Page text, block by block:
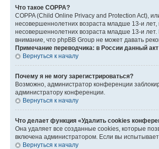
Что такое COPPA?
COPPA (Child Online Privacy and Protection Act),
несовершеннолетних возраста младше 13-и
несовершеннолетних возраста младше 13-и
внимание, что phpBB Group не может давать
Примечание переводчика: в России данный
Вернуться к началу
Почему я не могу зарегистрироваться?
Возможно, администратор конференции
администратору конференции.
Вернуться к началу
Что делает функция «Удалить cookies
Она удаляет все созданные cookies, которые
включена администратором. Если вы
Вернуться к началу